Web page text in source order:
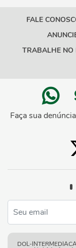
FALE
TRABALHE NO
Faça sua
DOL-